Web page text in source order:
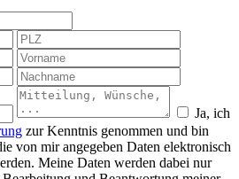
Ja, ich
zur Kenntnis genommen und bin
von mir angegeben Daten elektronisch
Meine Daten werden dabei nur